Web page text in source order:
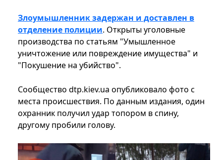
Злоумышленник задержан и доставлен в
отделение полиции. Открыты уголовные
производства по статьям "Умышленное
уничтожение или повреждение имущества" и
"Покушение на убийство".
Сообщество dtp.kiev.ua опубликовало фото с
места происшествия. По данным издания, один
охранник получил удар топором в спину,
другому пробили голову.